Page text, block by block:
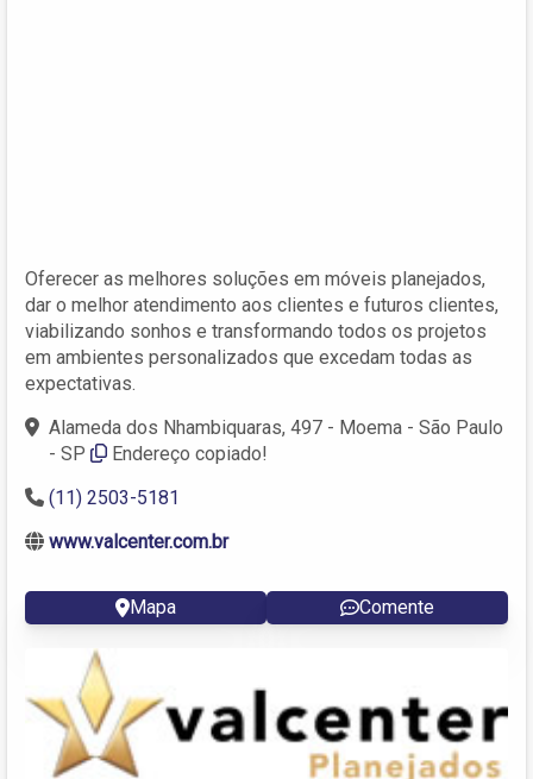
Oferecer as melhores soluções em móveis planejados,
dar o melhor atendimento aos clientes e futuros clientes,
viabilizando sonhos e transformando todos os projetos
em ambientes personalizados que excedam todas as
expectativas.
Alameda dos Nhambiquaras, 497 - Moema - São Paulo
- SP
Endereço copiado!
(11) 2503-5181
www.valcenter.com.br
Mapa Comente